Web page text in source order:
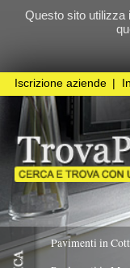
Questo sito utilizza i
questo
Pavimenti in Cotto
Pavimenti in Marmo /
Pavimenti in Legno /